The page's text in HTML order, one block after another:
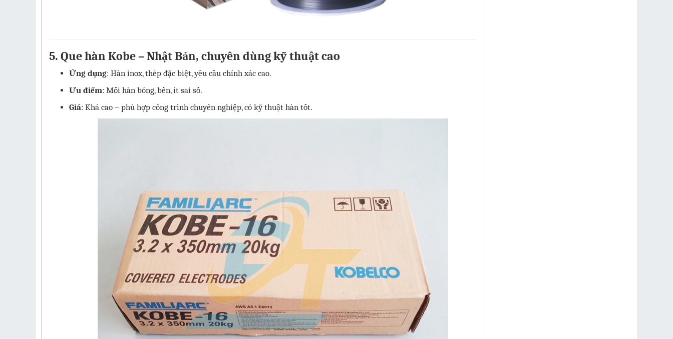
5. Que hàn Kobe – Nhật Bản, chuyên dùng kỹ thuật cao
Ứng dụng: Hàn inox, thép đặc biệt, yêu cầu chính xác cao.
Ưu điểm: Mối hàn bóng, bền, ít sai số.
Giá: Khá cao – phù hợp công trình chuyên nghiệp, có kỹ thuật hàn tốt.